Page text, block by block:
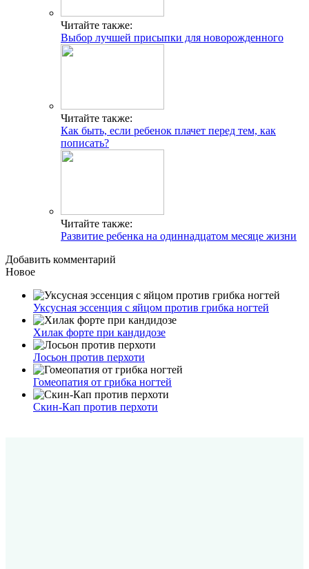
Читайте также:
Выбор лучшей присыпки для новорожденного
Читайте также:
Как быть, если ребенок плачет перед тем, как
пописать?
Читайте также:
Развитие ребенка на одиннадцатом месяце жизни
Добавить комментарий
Новое
Уксусная эссенция с яйцом против грибка ногтей
Хилак форте при кандидозе
Лосьон против перхоти
Гомеопатия от грибка ногтей
Скин-Кап против перхоти